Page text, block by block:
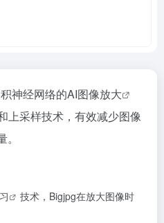
神经网络的AI图像放大
上采样技术，有效减少图像
技术，Bigjpg在放大图像时